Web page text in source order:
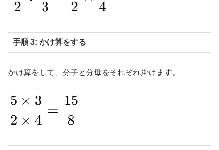
手順 3: かけ算をする
かけ算をして、分子と分母をそれぞれ掛けます。